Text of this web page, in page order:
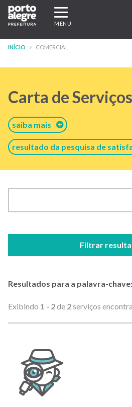
Pular
para
conteúdo
Expandir/recolher
navegação
MENU
INÍCIO COMERCIAL
Carta de Serviços
saiba mais
resultado da pesquisa de
Filtrar
Resultados para a palavra-chave:
Exibindo 1 - 2de 2serviços